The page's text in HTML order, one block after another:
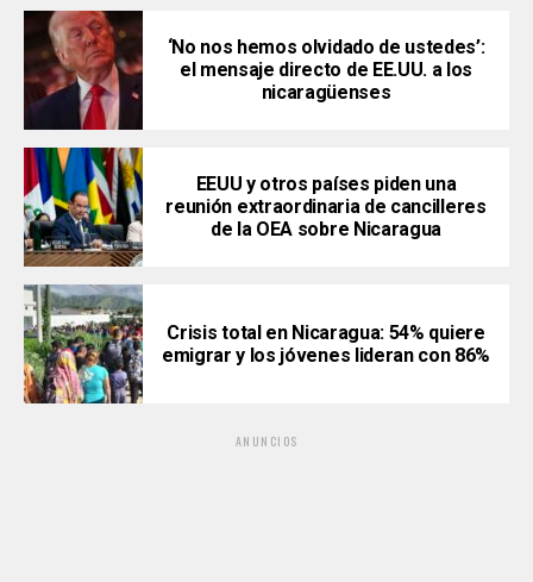
‘No nos hemos olvidado de ustedes’:
el mensaje directo de EE.UU. a los
nicaragüenses
EEUU y otros países piden una
reunión extraordinaria de cancilleres
de la OEA sobre Nicaragua
Crisis total en Nicaragua: 54% quiere
emigrar y los jóvenes lideran con 86%
ANUNCIOS